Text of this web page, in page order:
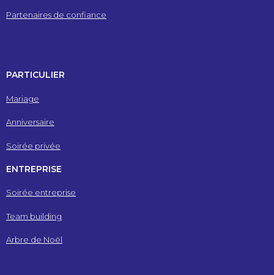
Partenaires de confiance
PARTICULIER
Mariage
Anniversaire
Soirée privée
ENTREPRISE
Soirée entreprise
Team building
Arbre de Noël